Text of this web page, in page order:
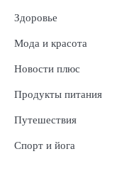
Здоровье
Мода и красота
Новости плюс
Продукты питания
Путешествия
Спорт и йога